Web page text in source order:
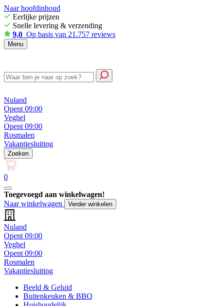
Naar hoofdinhoud
Eerlijke prijzen
Snelle levering & verzending
9,0 Op basis van 21.757 reviews
Menu
Nuland
Opent 09:00
Veghel
Opent 09:00
Rosmalen
Vakantiesluiting
Zoeken
0
Toegevoegd aan winkelwagen!
Naar winkelwagen
Verder winkelen
Nuland
Opent 09:00
Veghel
Opent 09:00
Rosmalen
Vakantiesluiting
Beeld & Geluid
Buitenkeuken & BBQ